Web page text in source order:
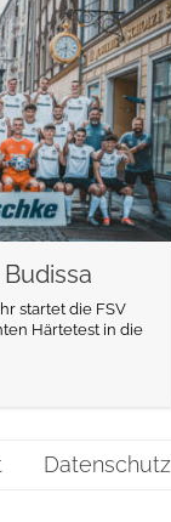
startet die FSV
Härtetest in die
Datenschutz